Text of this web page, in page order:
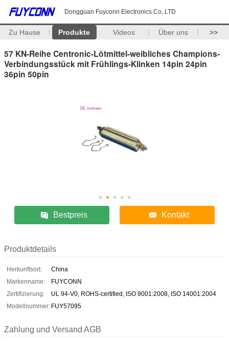
Dongguan Fuyconn Electronics Co,.LTD
Zu Hause Produkte Videos Über uns >>
57 KN-Reihe Centronic-Lötmittel-weibliches Champions-
Verbindungsstück mit Frühlings-Klinken 14pin 24pin
36pin 50pin
Bestpreis Kontakt
Produktdetails
Herkunftsort:
China
Markenname:
FUYCONN
Zertifizierung:
UL 94-V0, ROHS-certified, ISO 9001:2008, ISO 14001:2004
Modellnummer: FUY57095
Zahlung und Versand AGB